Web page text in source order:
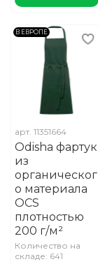
В ЕВРОПЕ
арт. 11351664
Odisha фартук
из
органическог
о материала
OCS
плотностью
200 г/м²
Количество на
складе: 641